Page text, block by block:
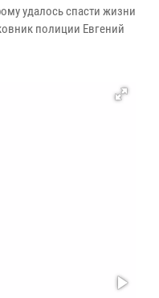
удалось спасти жизни
полиции Евгений